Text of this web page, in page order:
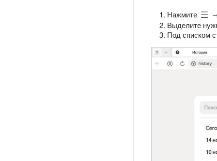
Нажмите
Выделите
Под списком